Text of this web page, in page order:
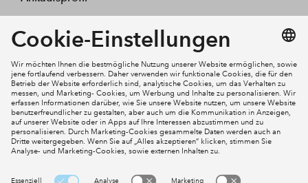
Kontakt
Mein Konto
Social Media